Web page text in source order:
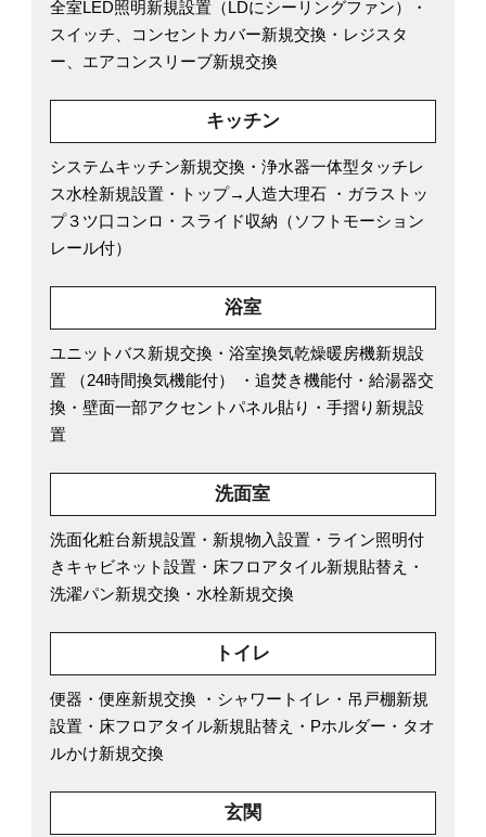
全室LED照明新規設置（LDにシーリングファン）・
スイッチ、コンセントカバー新規交換・レジスタ
ー、エアコンスリーブ新規交換
キッチン
システムキッチン新規交換・浄水器一体型タッチレ
ス水栓新規設置・トップ→人造大理石 ・ガラストッ
プ３ツ口コンロ・スライド収納（ソフトモーション
レール付）
浴室
ユニットバス新規交換・浴室換気乾燥暖房機新規設
置 （24時間換気機能付） ・追焚き機能付・給湯器交
換・壁面一部アクセントパネル貼り・手摺り新規設
置
洗面室
洗面化粧台新規設置・新規物入設置・ライン照明付
きキャビネット設置・床フロアタイル新規貼替え・
洗濯パン新規交換・水栓新規交換
トイレ
便器・便座新規交換 ・シャワートイレ・吊戸棚新規
設置・床フロアタイル新規貼替え・Pホルダー・タオ
ルかけ新規交換
玄関